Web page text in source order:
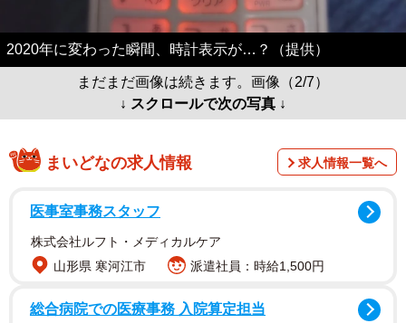
2020年に変わった瞬間、時計表示が…？（提供）
まだまだ画像は続きます。画像（2/7）
↓ スクロールで次の写真 ↓
まいどなの求人情報 求人情報一覧へ
医事室事務スタッフ
株式会社ルフト・メディカルケア
山形県 寒河江市
派遣社員：時給1,500円
総合病院での医療事務 入院算定担当